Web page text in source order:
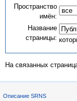
Пространство
имён:
Название
страницы:
На связанных
Описание SRNS